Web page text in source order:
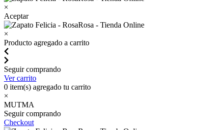
×
Aceptar
×
Producto agregado a carrito
Seguir comprando
Ver carrito
0 item(s) agregado tu carrito
×
MUTMA
Seguir comprando
Checkout